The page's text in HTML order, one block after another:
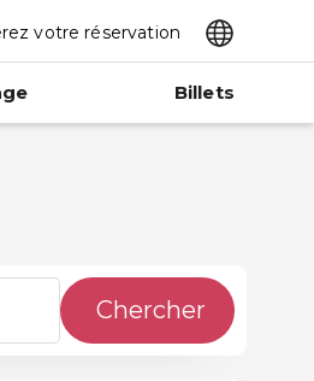
votre réservation
Billets
Chercher